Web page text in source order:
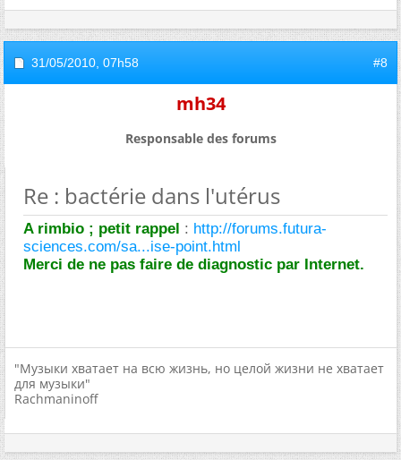
31/05/2010, 07h58 #8
mh34
Responsable des forums
Re : bactérie dans l'utérus
A rimbio ; petit rappel : http://forums.futura-
sciences.com/sa...ise-point.html
Merci de ne pas faire de diagnostic par Internet.
"Музыки хватает на всю жизнь, но целой жизни не хватает
для музыки"
Rachmaninoff